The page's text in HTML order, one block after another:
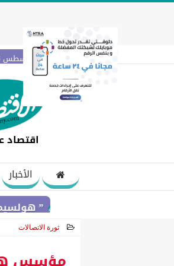
الأحد 9 أغسطس 2026
اقتصاد
الأخبار
” هولسيم مصر ”
ثورة الاتصالات